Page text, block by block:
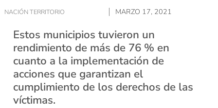
NACIÓN TERRITORIO MARZO 17, 2021
Estos municipios tuvieron un
rendimiento de más de 76 % en
cuanto a la implementación de
acciones que garantizan el
cumplimiento de los derechos de las
víctimas.